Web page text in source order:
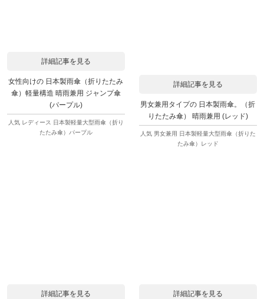
詳細記事を見る
女性向けの 日本製雨傘（折りたたみ
傘）軽量構造 晴雨兼用 ジャンプ傘
(パープル)
人気 レディース 日本製軽量大型雨傘（折り
たたみ傘）パープル
詳細記事を見る
男女兼用タイプの 日本製雨傘。（折
りたたみ傘） 晴雨兼用 (レッド)
人気 男女兼用 日本製軽量大型雨傘（折りた
たみ傘）レッド
詳細記事を見る 詳細記事を見る